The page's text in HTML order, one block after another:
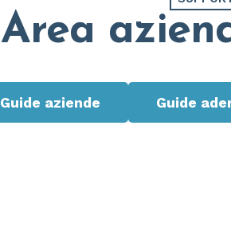
Area
Guide aziende Guide